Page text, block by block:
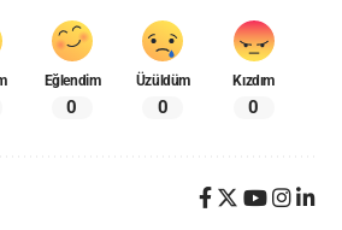
Eğlendim
0
Üzüldüm
0
Kızdım
0